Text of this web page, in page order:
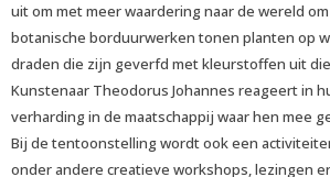
uit om met meer waardering naar de wereld
botanische borduurwerken tonen planten op
draden die zijn geverfd met kleurstoffen uit
Kunstenaar Theodorus Johannes reageert in
verharding in de maatschappij waar hen mee
Bij de tentoonstelling wordt ook een
onder andere creatieve workshops, lezingen